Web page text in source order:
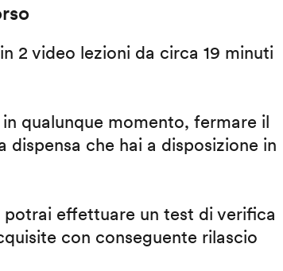
2 video lezioni da circa 19 minuti
qualunque momento, fermare il
dispensa che hai a disposizione in
effettuare un test di verifica
con conseguente rilascio